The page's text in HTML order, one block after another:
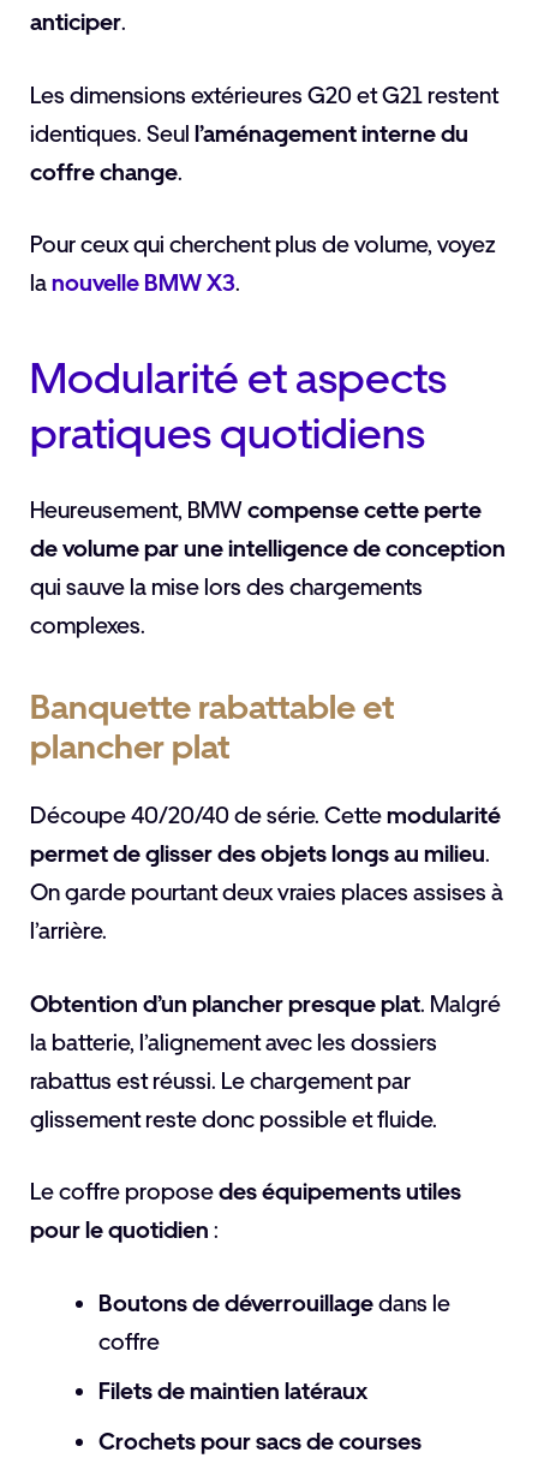
anticiper.
Les dimensions extérieures G20 et G21 restent
identiques. Seul l’aménagement interne du
coffre change.
Pour ceux qui cherchent plus de volume, voyez
lanouvelle BMW X3.
Modularité et aspects
pratiques quotidiens
Heureusement, BMWcompense cette perte
de volume par une intelligence de conception
qui sauve la mise lors des chargements
complexes.
Banquette rabattable et
plancher plat
Découpe 40/20/40 de série. Cettemodularité
permet de glisser des objets longs au milieu.
On garde pourtant deux vraies places assises à
l’arrière.
Obtention d’un plancher presque plat. Malgré
la batterie, l’alignement avec les dossiers
rabattus est réussi. Le chargement par
glissement reste donc possible et fluide.
Le coffre proposedes équipements utiles
pour le quotidien :
Boutons de déverrouillagedans le
coffre
Filets de maintien latéraux
Crochets pour sacs de courses